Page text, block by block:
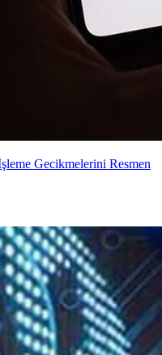
Gecikmelerini Resmen